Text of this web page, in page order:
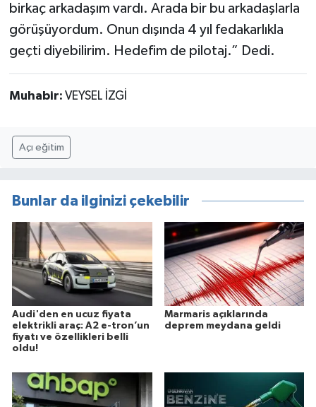
birkaç arkadaşım vardı. Arada bir bu arkadaşlarla
görüşüyordum. Onun dışında 4 yıl fedakarlıkla
geçti diyebilirim. Hedefim de pilotaj.” Dedi.
Muhabir: VEYSEL İZGİ
Açı eğitim
Bunlar da ilginizi çekebilir
Audi'den en ucuz fiyata
elektrikli araç: A2 e-tron’un
fiyatı ve özellikleri belli
oldu!
Marmaris açıklarında
deprem meydana geldi